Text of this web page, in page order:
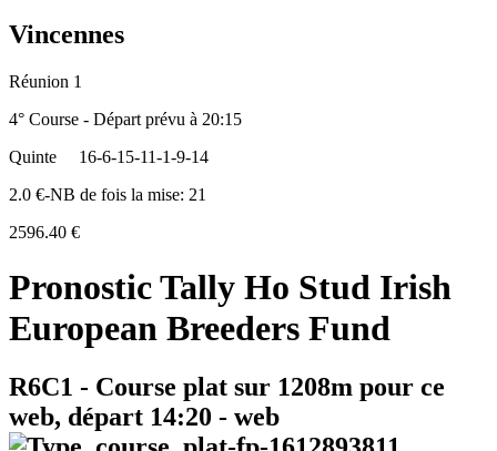
Vincennes
Réunion 1
4° Course - Départ prévu à 20:15
Quinte
16-6-15-11-1-9-14
2.0 €-NB de fois la mise: 21
2596.40 €
Pronostic Tally Ho Stud Irish
European Breeders Fund
R6C1 - Course plat sur 1208m pour ce
web, départ 14:20 - web